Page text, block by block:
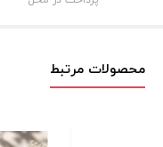
محصولات مرتبط